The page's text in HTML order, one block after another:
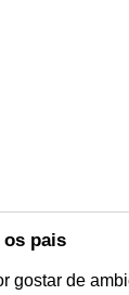
pais
gostar de